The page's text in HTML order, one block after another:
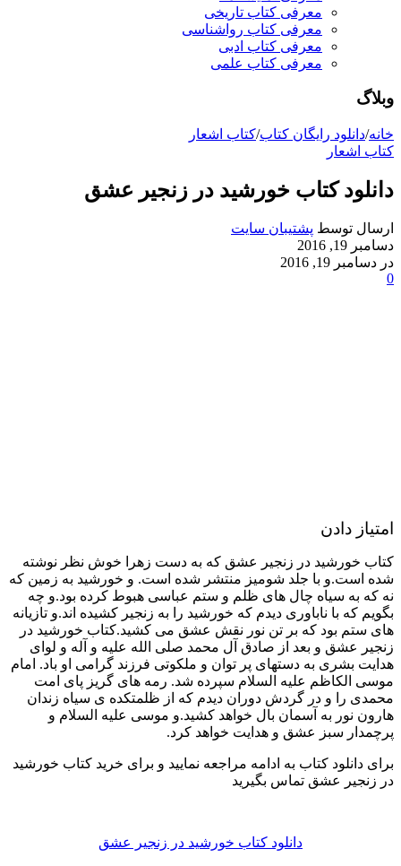
معرفی کتاب تاریخی
معرفی کتاب رواشناسی
معرفی کتاب ادبی
معرفی کتاب علمی
وبلاگ
خانه/دانلود رایگان کتاب/کتاب اشعار
کتاب اشعار
دانلود کتاب خورشید در زنجیر عشق
ارسال توسط پشتیبان سایت
دسامبر 19, 2016
در دسامبر 19, 2016
0
امتیاز دادن
کتاب خورشید در زنجیر عشق که به دست زهرا خوش نظر نوشته
شده است.و با جلد شومیز منتشر شده است. و خورشید به زمین که
نه که به سیاه چال های ظلم و ستم عباسی هبوط کرده بود.و چه
بگویم که با ناباوری دیدم که خورشید را به زنجیر کشیده اند.و تازیانه
های ستم بود که بر تن نور نقش عشق می کشید.کتاب خورشید در
زنجیر عشق و بعد از صادق آل محمد صلی الله علیه و آله و لوای
هدایت بشری به دستهای پر توان و ملکوتی فرزند گرامی او باد. امام
موسی الکاظم علیه السلام سپرده شد. رمه های گریز پای امت
محمدی را و در گردش دوران دیدم که از ظلمتکده ی سیاه زندان
هارون نور به آسمان بال خواهد کشید.و موسی علیه السلام و
پرچمدار سبز عشق و هدایت خواهد کرد.
برای دانلود کتاب به ادامه مراجعه نمایید و برای خرید کتاب خورشید
در زنجیر عشق تماس بگیرید
دانلود کتاب خورشید در زنجیر عشق